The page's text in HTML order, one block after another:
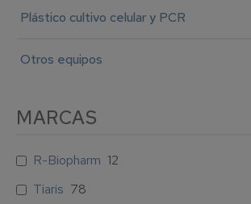
Plástico cultivo celular y PCR
Otros equipos
MARCAS
R-Biopharm 12
Tiaris 78